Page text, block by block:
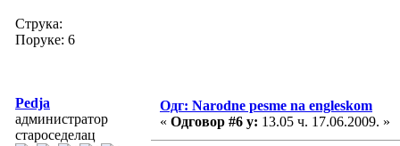
Струка:
Поруке: 6
Pedja
администратор
староседелац
Одг: Narodne pesme na engleskom
« Одговор #6 у: 13.05 ч. 17.06.2009. »